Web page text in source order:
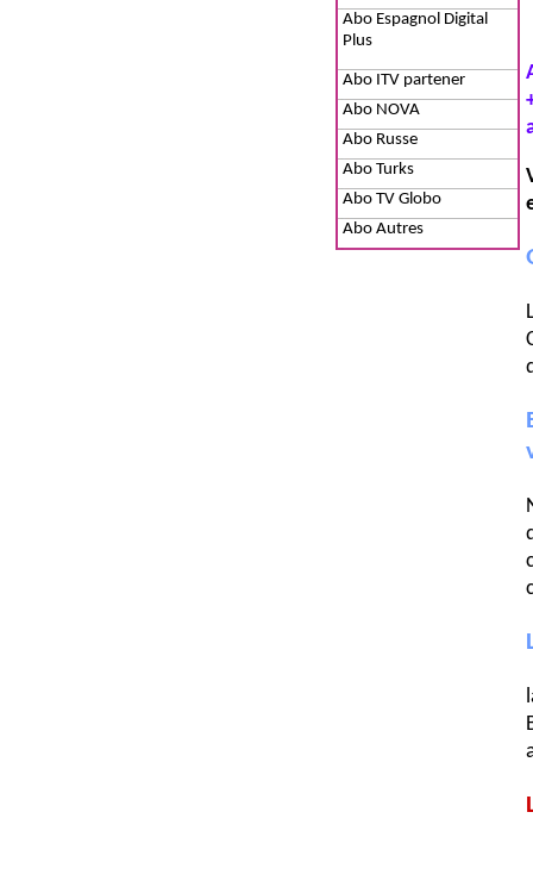
Abo Espagnol Digital
Plus
Abo ITV partener
Abo NOVA
Abo Russe
Abo Turks
Abo TV Globo
Abo Autres